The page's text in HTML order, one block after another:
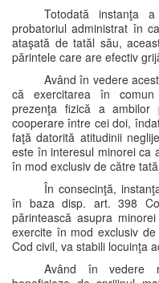
Totodată instanţa
probatoriul administrat în
ataşată de tatăl său,
părintele care are efectiv
Având în vedere
că exercitarea în
prezenţa fizică a ambilor
cooperare între cei doi,
faţă datorită atitudinii
este în interesul minorei ca
în mod exclusiv de către
În consecinţă,
în baza disp. art. 398
părintească asupra
exercite în mod exclusiv
Cod civil, va stabili locuinţa
Având în vedere